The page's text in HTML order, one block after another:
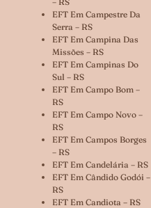
EFT Em Campestre Da
Serra – RS
EFT Em Campina Das
Missões – RS
EFT Em Campinas Do
Sul – RS
EFT Em Campo Bom –
RS
EFT Em Campo Novo –
RS
EFT Em Campos Borges
– RS
EFT Em Candelária – RS
EFT Em Cândido Godói –
RS
EFT Em Candiota – RS